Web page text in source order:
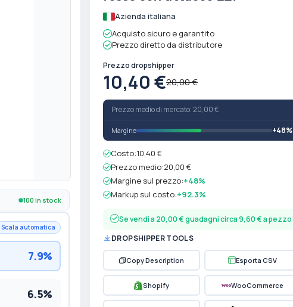
immagini
100 in stock
Scala automatica
7.9%
6.5%
Azienda italiana
Acquisto sicuro e garantito
Prezzo diretto da distributore
Prezzo dropshipper
10,40 €20,00 €
Prezzo medio di mercato: 20,00 €
Margine +48%
Costo:10,40 €
Prezzo medio:20,00 €
Margine sul prezzo:+48%
Markup sul costo:+92.3%
Se vendi a 20,00 € guadagni circa 9,60 € a pezzo
DROPSHIPPER TOOLS
Copy Description Esporta CSV
Shopify WooCommerce